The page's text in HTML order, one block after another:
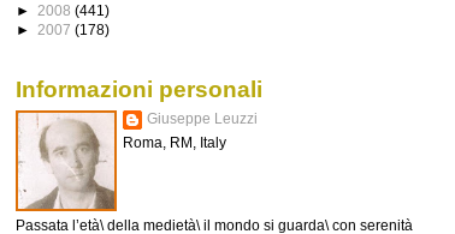
► 2008 (441)
► 2007 (178)
Informazioni personali
Giuseppe Leuzzi
Roma, RM, Italy
Passata l’età\ della medietà\ il mondo si guarda\ con serenità